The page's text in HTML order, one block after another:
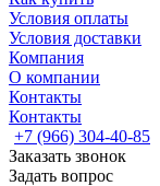
Условия оплаты
Условия доставки
Компания
О компании
Контакты
Контакты
+7 (966) 304-40-85
Заказать звонок
Задать вопрос